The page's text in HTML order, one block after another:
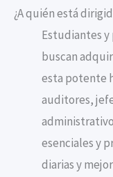
¿A quién está
Estudiantes
buscan
esta potente
auditores,
esenciales y
diarias y